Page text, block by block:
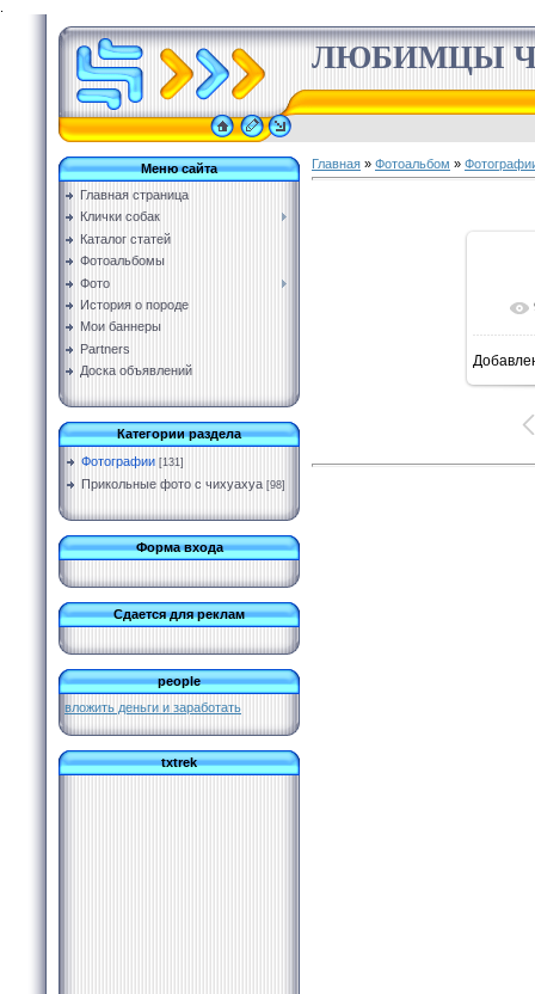
ЛЮБИМЦЫ
Меню сайта
Главная страница
Клички собак
Каталог статей
Фотоальбомы
Фото
История о породе
Мои баннеры
Partners
Доска объявлений
Категории раздела
Фотографии [131]
Прикольные фото с чихуахуа [98]
Форма входа
Сдается для реклам
people
вложить деньги и заработать
txtrek
Главная » Фотоальбом »